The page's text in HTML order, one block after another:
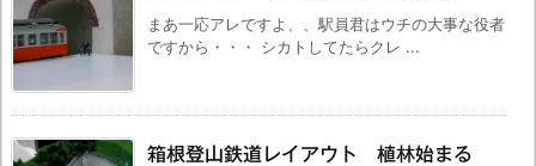
まあ一応アレですよ、、駅員君はウチの大事な役者
ですから・・・ シカトしてたらクレ ...
箱根登山鉄道レイアウト 植林始まる